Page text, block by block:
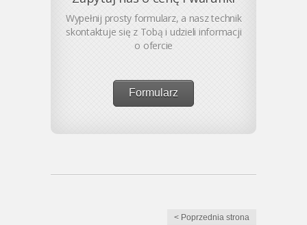
Wypełnij prosty formularz, a nasz technik
skontaktuje się z Tobą i udzieli informacji
o ofercie
Formularz
< Poprzednia strona